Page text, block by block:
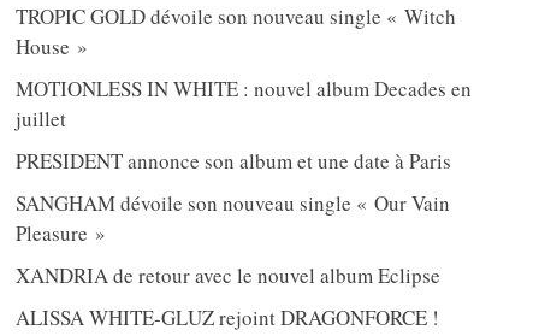
TROPIC GOLD dévoile son nouveau single « Witch
House »
MOTIONLESS IN WHITE : nouvel album Decades en
juillet
PRESIDENT annonce son album et une date à Paris
SANGHAM dévoile son nouveau single « Our Vain
Pleasure »
XANDRIA de retour avec le nouvel album Eclipse
ALISSA WHITE-GLUZ rejoint DRAGONFORCE !